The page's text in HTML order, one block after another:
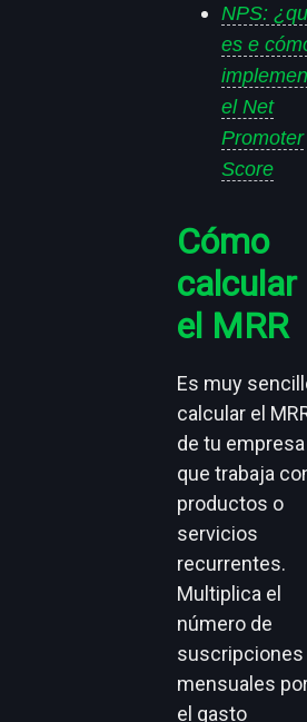
NPS:
es e
el Net
Promoter
Score
Cómo
calcular
el MRR
Es muy
calcular el
de tu empresa
que trabaja
productos o
servicios
recurrentes.
Multiplica el
número de
suscripciones
mensuales
el gasto